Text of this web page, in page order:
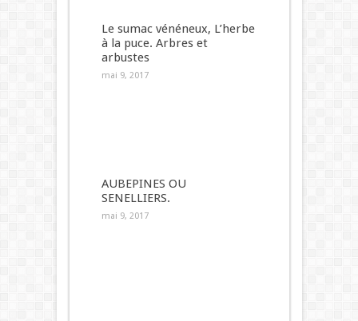
Le sumac vénéneux, L’herbe
à la puce. Arbres et
arbustes
mai 9, 2017
AUBEPINES OU
SENELLIERS.
mai 9, 2017